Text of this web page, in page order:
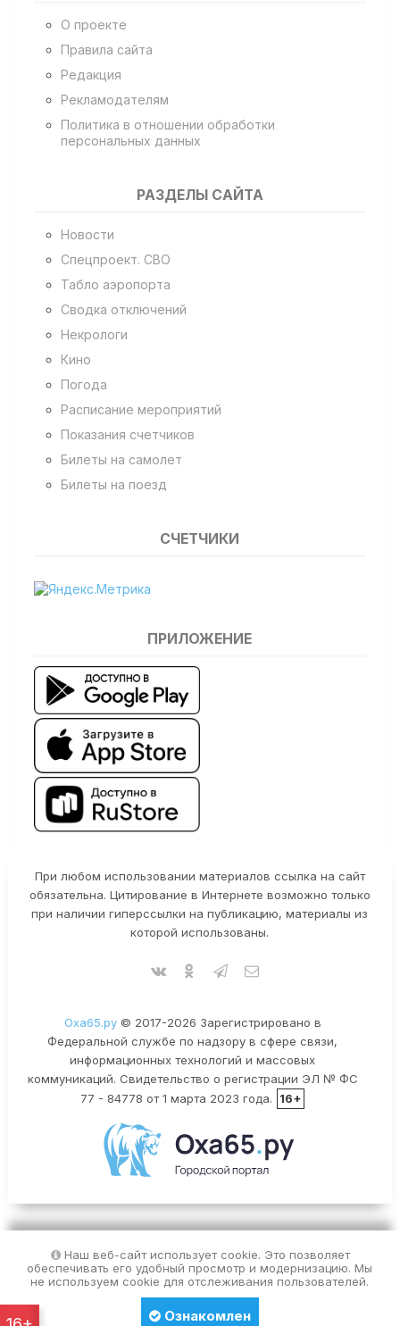
О проекте
Правила сайта
Редакция
Рекламодателям
Политика в отношении обработки
персональных данных
РАЗДЕЛЫ САЙТА
Новости
Спецпроект. СВО
Табло аэропорта
Сводка отключений
Некрологи
Кино
Погода
Расписание мероприятий
Показания счетчиков
Билеты на самолет
Билеты на поезд
СЧЕТЧИКИ
ПРИЛОЖЕНИЕ
При любом использовании материалов ссылка на сайт
обязательна. Цитирование в Интернете возможно только
при наличии гиперссылки на публикацию, материалы из
которой использованы.
Оха65.ру© 2017-2026 Зарегистрировано в
Федеральной службе по надзору в сфере связи,
информационных технологий и массовых
коммуникаций. Свидетельство о регистрации ЭЛ № ФС
77 - 84778 от 1 марта 2023 года.
16+
Наш веб-сайт использует cookie. Это позволяет
обеспечивать его удобный просмотр и модернизацию. Мы
не используем cookie для отслеживания пользователей.
Ознакомлен